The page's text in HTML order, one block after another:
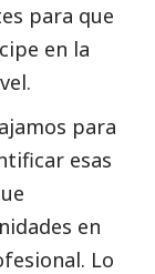
para que
en la
para
esas
en
Lo